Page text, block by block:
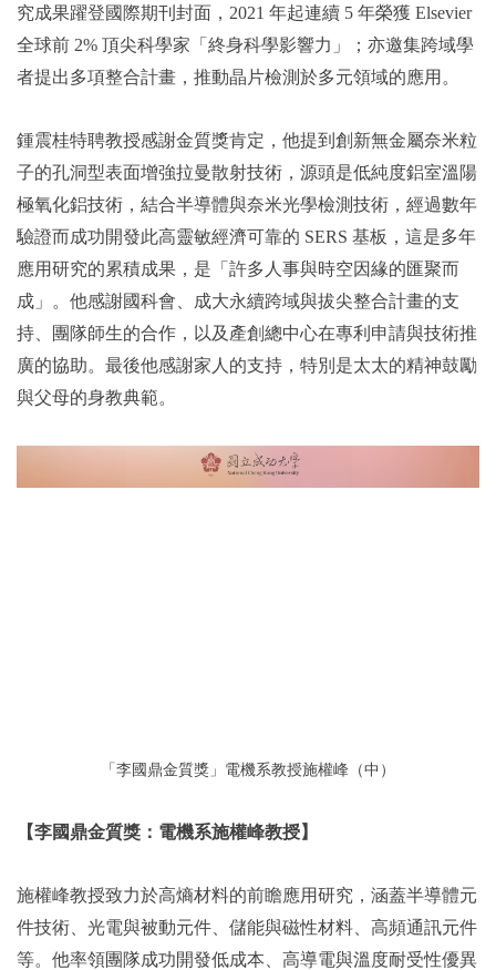
究成果躍登國際期刊封面，2021 年起連續 5 年榮獲 Elsevier
全球前 2% 頂尖科學家「終身科學影響力」；亦邀集跨域學
者提出多項整合計畫，推動晶片檢測於多元領域的應用。
鍾震桂特聘教授感謝金質獎肯定，他提到創新無金屬奈米粒
子的孔洞型表面增強拉曼散射技術，源頭是低純度鋁室溫陽
極氧化鋁技術，結合半導體與奈米光學檢測技術，經過數年
驗證而成功開發此高靈敏經濟可靠的 SERS 基板，這是多年
應用研究的累積成果，是「許多人事與時空因緣的匯聚而
成」。他感謝國科會、成大永續跨域與拔尖整合計畫的支
持、團隊師生的合作，以及產創總中心在專利申請與技術推
廣的協助。最後他感謝家人的支持，特別是太太的精神鼓勵
與父母的身教典範。
「李國鼎金質獎」電機系教授施權峰（中）
【李國鼎金質獎：電機系施權峰教授】
施權峰教授致力於高熵材料的前瞻應用研究，涵蓋半導體元
件技術、光電與被動元件、儲能與磁性材料、高頻通訊元件
等。他率領團隊成功開發低成本、高導電與溫度耐受性優異